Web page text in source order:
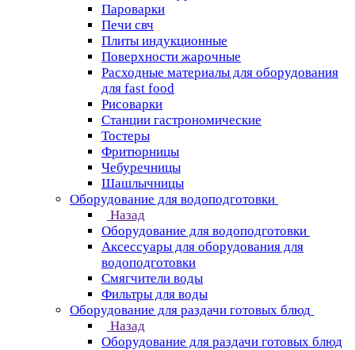
Пароварки
Печи свч
Плиты индукционные
Поверхности жарочные
Расходные материалы для оборудования
для fast food
Рисоварки
Станции гастрономические
Тостеры
Фритюрницы
Чебуречницы
Шашлычницы
Оборудование для водоподготовки
Назад
Оборудование для водоподготовки
Аксессуары для оборудования для
водоподготовки
Смягчители воды
Фильтры для воды
Оборудование для раздачи готовых блюд
Назад
Оборудование для раздачи готовых блюд